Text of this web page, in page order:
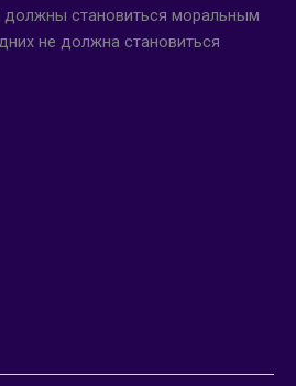
становиться моральным
не должна становиться